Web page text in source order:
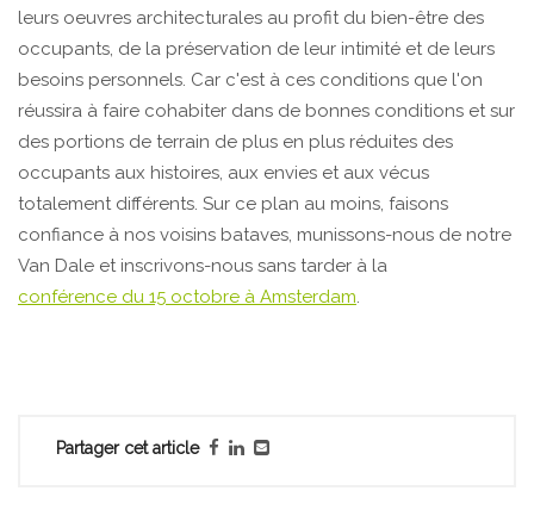
leurs oeuvres architecturales au profit du bien-être des
occupants, de la préservation de leur intimité et de leurs
besoins personnels. Car c'est à ces conditions que l'on
réussira à faire cohabiter dans de bonnes conditions et sur
des portions de terrain de plus en plus réduites des
occupants aux histoires, aux envies et aux vécus
totalement différents. Sur ce plan au moins, faisons
confiance à nos voisins bataves, munissons-nous de notre
Van Dale et inscrivons-nous sans tarder à la
conférence du 15 octobre à Amsterdam.
Partager cet article